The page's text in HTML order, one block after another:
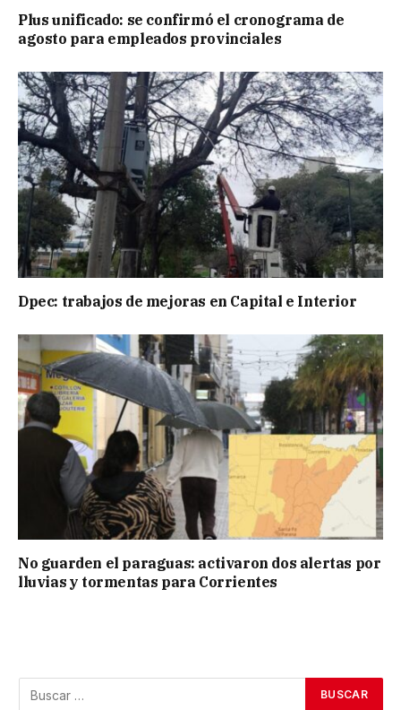
Plus unificado: se confirmó el cronograma de
agosto para empleados provinciales
Dpec: trabajos de mejoras en Capital e Interior
No guarden el paraguas: activaron dos alertas por
lluvias y tormentas para Corrientes